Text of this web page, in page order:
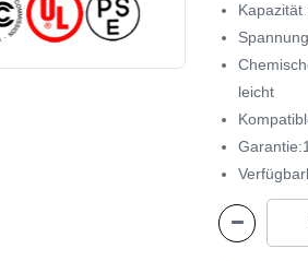
Kapazität
leicht